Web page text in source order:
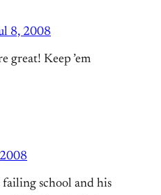
8, 2008
great! Keep ’em
failing school and his